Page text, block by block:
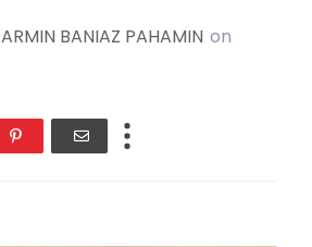
ARMIN BANIAZ PAHAMIN on